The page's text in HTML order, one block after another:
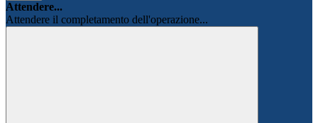
Attendere...
Attendere il completamento dell'operazione...